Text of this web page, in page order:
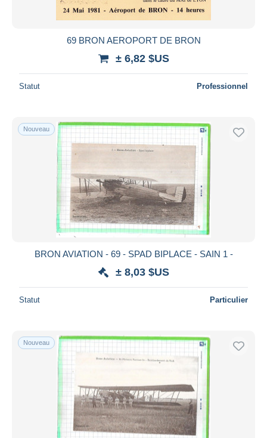
69 BRON AEROPORT DE BRON
± 6,82 $US
Statut Professionnel
Nouveau
BRON AVIATION - 69 - SPAD BIPLACE - SAIN 1 -
± 8,03 $US
Statut Particulier
Nouveau